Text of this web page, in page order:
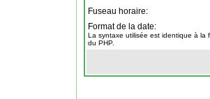
Fuseau horaire:
Format de la date:
La syntaxe utilisée est identique à la
du PHP.